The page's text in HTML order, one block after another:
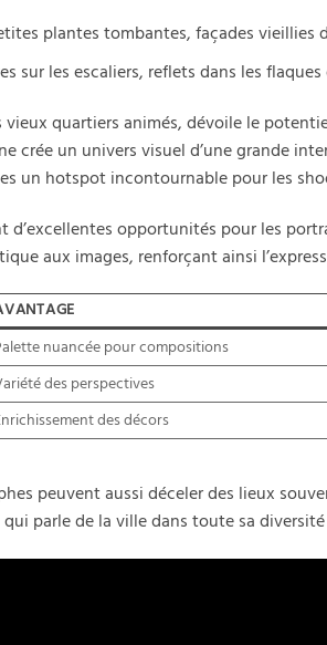
plantes tombantes, façades vieillies
sur les escaliers, reflets dans les
quartiers animés, dévoile le
crée un univers visuel d’une grande
un hotspot incontournable pour les
d’excellentes opportunités pour les
aux images, renforçant ainsi
nuancée pour compositions
des perspectives
des décors
peuvent aussi déceler des lieux
parle de la ville dans toute sa